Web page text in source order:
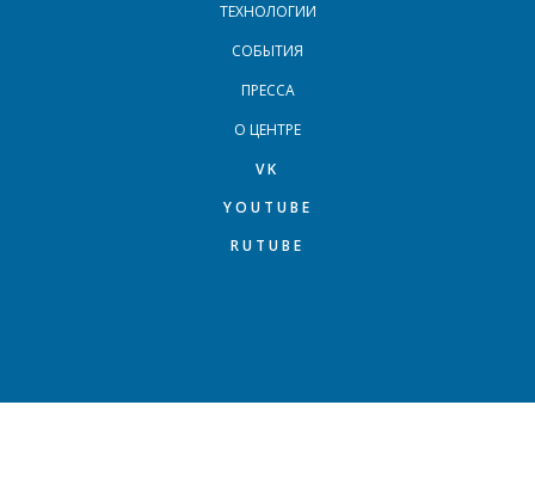
VK
YOUTUBE
RUTUBE
ТЕХНОЛОГИИ
СОБЫТИЯ
ПРЕССА
О ЦЕНТРЕ